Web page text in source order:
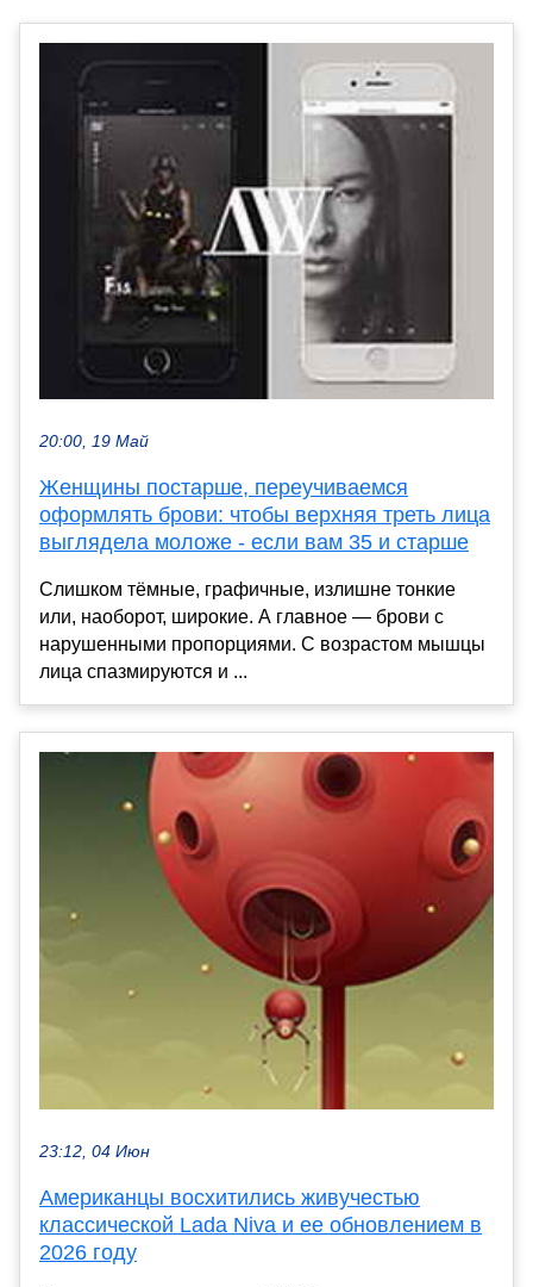
20:00, 19 Май
Женщины постарше, переучиваемся
оформлять брови: чтобы верхняя треть лица
выглядела моложе - если вам 35 и старше
Слишком тёмные, графичные, излишне тонкие
или, наоборот, широкие. А главное — брови с
нарушенными пропорциями. С возрастом мышцы
лица спазмируются и ...
23:12, 04 Июн
Американцы восхитились живучестью
классической Lada Niva и ее обновлением в
2026 году